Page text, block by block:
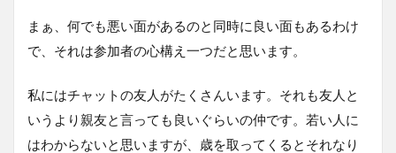
まぁ、何でも悪い面があるのと同時に良い面もあるわけ
で、それは参加者の心構え一つだと思います。
私にはチャットの友人がたくさんいます。それも友人と
いうより親友と言っても良いぐらいの仲です。若い人に
はわからないと思いますが、歳を取ってくるとそれなり